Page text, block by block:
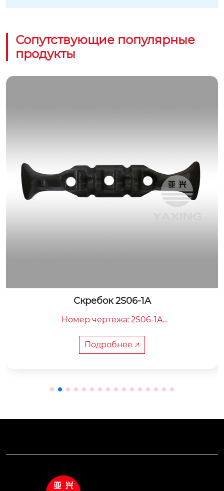
Сопутствующие популярные
продукты
Скребок 2S06-1A
Номер чертежа: 2S06-1A
Расстояние между центрами: 120 мм
Вес: 14 кг
Подробнее 🡥